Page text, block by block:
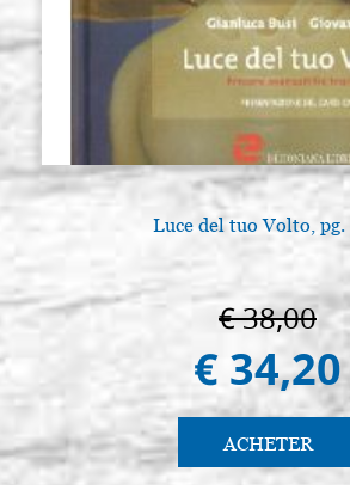
Luce del tuo Volto, pg.
€ 38,00
€ 34,20
ACHETER